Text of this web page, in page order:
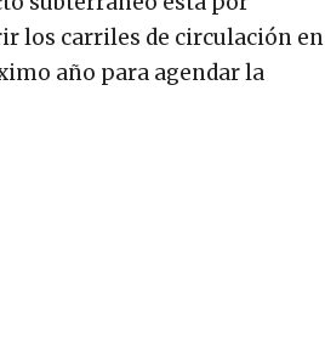
los carriles de circulación en
año para agendar la